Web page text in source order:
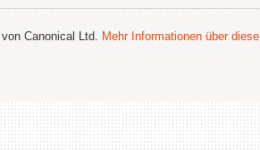
von Canonical Ltd. Mehr Informationen über diese